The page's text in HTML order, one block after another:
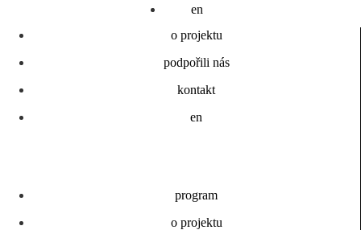
program
o projektu
podpořili nás
kontakt
en
en
program
o projektu
en